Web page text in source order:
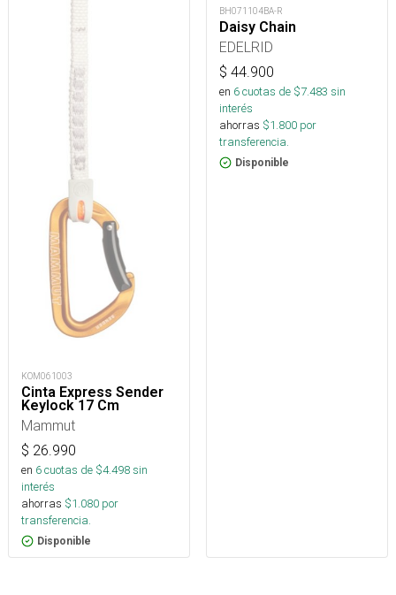
KOM061003
Cinta Express Sender
Keylock 17 Cm
Mammut
$ 26.990
en 6cuotas de $4.498sin
interés
ahorras $1.080 por
transferencia.
Disponible
BH071104BA-R
Daisy Chain
EDELRID
$ 44.900
en 6cuotas de $7.483 sin
interés
ahorras $1.800 por
transferencia.
Disponible